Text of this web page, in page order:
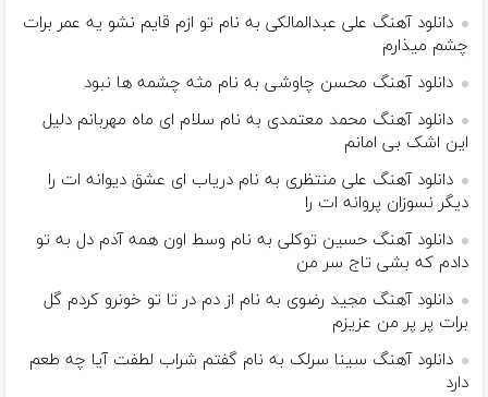
دانلود آهنگ علی عبدالمالکی به نام تو ازم قایم نشو یه عمر برات
چشم میذارم
دانلود آهنگ محسن چاوشی به نام مثه چشمه ها نبود
دانلود آهنگ محمد معتمدی به نام سلام ای ماه مهربانم دلیل
این اشک بی امانم
دانلود آهنگ علی منتظری به نام دریاب ای عشق دیوانه ات را
دیگر نسوزان پروانه ات را
دانلود آهنگ حسین توکلی به نام وسط اون همه آدم دل به تو
دادم که بشی تاج سر من
دانلود آهنگ مجید رضوی به نام از دم در تا تو خونرو کردم گل
برات پر پر من عزیزم
دانلود آهنگ سینا سرلک به نام گفتم شراب لطفت آیا چه طعم
دارد